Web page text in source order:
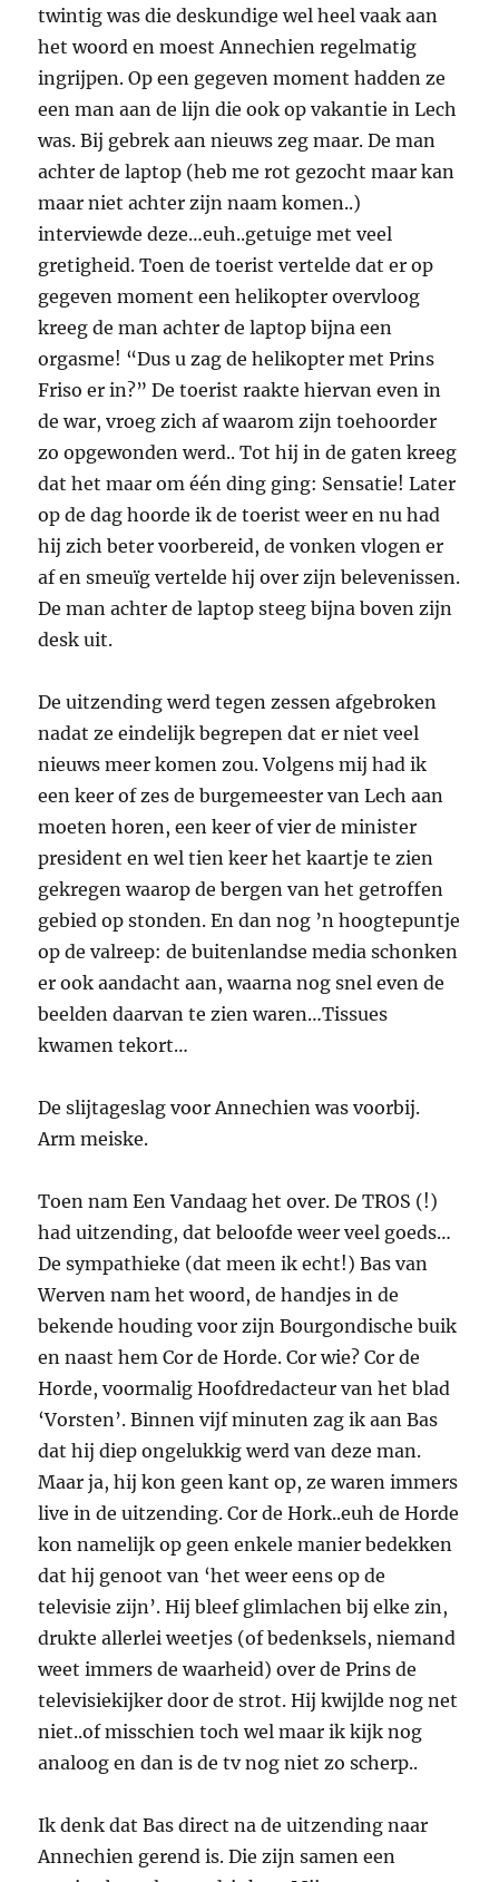
twintig was die deskundige wel heel vaak aan
het woord en moest Annechien regelmatig
ingrijpen. Op een gegeven moment hadden ze
een man aan de lijn die ook op vakantie in Lech
was. Bij gebrek aan nieuws zeg maar. De man
achter de laptop (heb me rot gezocht maar kan
maar niet achter zijn naam komen..)
interviewde deze…euh..getuige met veel
gretigheid. Toen de toerist vertelde dat er op
gegeven moment een helikopter overvloog
kreeg de man achter de laptop bijna een
orgasme! “Dus u zag de helikopter met Prins
Friso er in?” De toerist raakte hiervan even in
de war, vroeg zich af waarom zijn toehoorder
zo opgewonden werd.. Tot hij in de gaten kreeg
dat het maar om één ding ging: Sensatie! Later
op de dag hoorde ik de toerist weer en nu had
hij zich beter voorbereid, de vonken vlogen er
af en smeuïg vertelde hij over zijn belevenissen.
De man achter de laptop steeg bijna boven zijn
desk uit.
De uitzending werd tegen zessen afgebroken
nadat ze eindelijk begrepen dat er niet veel
nieuws meer komen zou. Volgens mij had ik
een keer of zes de burgemeester van Lech aan
moeten horen, een keer of vier de minister
president en wel tien keer het kaartje te zien
gekregen waarop de bergen van het getroffen
gebied op stonden. En dan nog ’n hoogtepuntje
op de valreep: de buitenlandse media schonken
er ook aandacht aan, waarna nog snel even de
beelden daarvan te zien waren…Tissues
kwamen tekort…
De slijtageslag voor Annechien was voorbij.
Arm meiske.
Toen nam Een Vandaag het over. De TROS (!)
had uitzending, dat beloofde weer veel goeds…
De sympathieke (dat meen ik echt!) Bas van
Werven nam het woord, de handjes in de
bekende houding voor zijn Bourgondische buik
en naast hem Cor de Horde. Cor wie? Cor de
Horde, voormalig Hoofdredacteur van het blad
‘Vorsten’. Binnen vijf minuten zag ik aan Bas
dat hij diep ongelukkig werd van deze man.
Maar ja, hij kon geen kant op, ze waren immers
live in de uitzending. Cor de Hork..euh de Horde
kon namelijk op geen enkele manier bedekken
dat hij genoot van ‘het weer eens op de
televisie zijn’. Hij bleef glimlachen bij elke zin,
drukte allerlei weetjes (of bedenksels, niemand
weet immers de waarheid) over de Prins de
televisiekijker door de strot. Hij kwijlde nog net
niet..of misschien toch wel maar ik kijk nog
analoog en dan is de tv nog niet zo scherp..
Ik denk dat Bas direct na de uitzending naar
Annechien gerend is. Die zijn samen een